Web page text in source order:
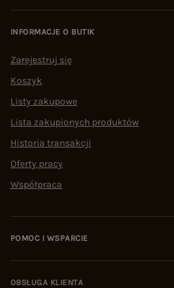
INFORMACJE O BUTIK
Zarejestruj się
Koszyk
Listy zakupowe
Lista zakupionych produktów
Historia transakcji
Oferty pracy
Współpraca
POMOC I WSPARCIE
OBSŁUGA KLIENTA